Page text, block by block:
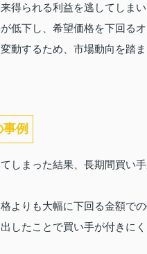
得られる利益を逃してしまい
低下し、希望価格を下回る
動するため、市場動向を踏
例
しまった結果、長期間買い
よりも大幅に下回る金額で
したことで買い手が付きに